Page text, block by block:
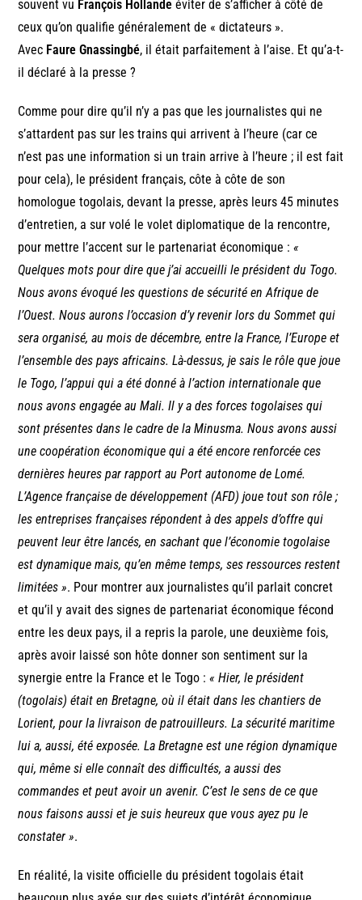
souvent vu François Hollande éviter de s’afficher à côté de
ceux qu’on qualifie généralement de « dictateurs ».
Avec Faure Gnassingbé, il était parfaitement à l’aise. Et qu’a-t-
il déclaré à la presse ?
Comme pour dire qu’il n’y a pas que les journalistes qui ne
s’attardent pas sur les trains qui arrivent à l’heure (car ce
n’est pas une information si un train arrive à l’heure ; il est fait
pour cela), le président français, côte à côte de son
homologue togolais, devant la presse, après leurs 45 minutes
d’entretien, a sur volé le volet diplomatique de la rencontre,
pour mettre l’accent sur le partenariat économique :«
Quelques mots pour dire que j’ai accueilli le président du Togo.
Nous avons évoqué les questions de sécurité en Afrique de
l’Ouest. Nous aurons l’occasion d’y revenir lors du Sommet qui
sera organisé, au mois de décembre, entre la France, l’Europe et
l’ensemble des pays africains. Là-dessus, je sais le rôle que joue
le Togo, l’appui qui a été donné à l’action internationale que
nous avons engagée au Mali. Il y a des forces togolaises qui
sont présentes dans le cadre de la Minusma. Nous avons aussi
une coopération économique qui a été encore renforcée ces
dernières heures par rapport au Port autonome de Lomé.
L’Agence française de développement (AFD) joue tout son rôle ;
les entreprises françaises répondent à des appels d’offre qui
peuvent leur être lancés, en sachant que l’économie togolaise
est dynamique mais, qu’en même temps, ses ressources restent
limitées ». Pour montrer aux journalistes qu’il parlait concret
et qu’il y avait des signes de partenariat économique fécond
entre les deux pays, il a repris la parole, une deuxième fois,
après avoir laissé son hôte donner son sentiment sur la
synergie entre la France et le Togo :« Hier, le président
(togolais) était en Bretagne, où il était dans les chantiers de
Lorient, pour la livraison de patrouilleurs. La sécurité maritime
lui a, aussi, été exposée. La Bretagne est une région dynamique
qui, même si elle connaît des difficultés, a aussi des
commandes et peut avoir un avenir. C’est le sens de ce que
nous faisons aussi et je suis heureux que vous ayez pu le
constater ».
En réalité, la visite officielle du président togolais était